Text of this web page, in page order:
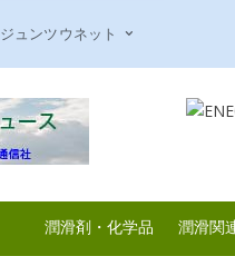
ジュンツウネット
潤滑剤・化学品 潤滑関